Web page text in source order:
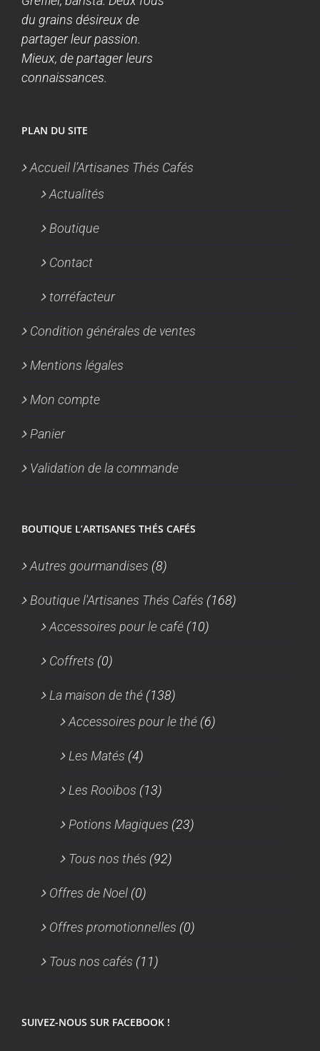
du grains désireux de
partager leur passion.
Mieux, de partager leurs
connaissances.
PLAN DU SITE
Accueil l’Artisanes Thés Cafés
Actualités
Boutique
Contact
torréfacteur
Condition générales de ventes
Mentions légales
Mon compte
Panier
Validation de la commande
BOUTIQUE L’ARTISANES THÉS CAFÉS
Autres gourmandises (8)
Boutique l'Artisanes Thés Cafés (168)
Accessoires pour le café (10)
Coffrets (0)
La maison de thé (138)
Accessoires pour le thé (6)
Les Matés (4)
Les Rooïbos (13)
Potions Magiques (23)
Tous nos thés (92)
Offres de Noel (0)
Offres promotionnelles (0)
Tous nos cafés (11)
SUIVEZ-NOUS SUR FACEBOOK !